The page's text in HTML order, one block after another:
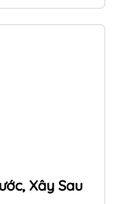
Xây Sau